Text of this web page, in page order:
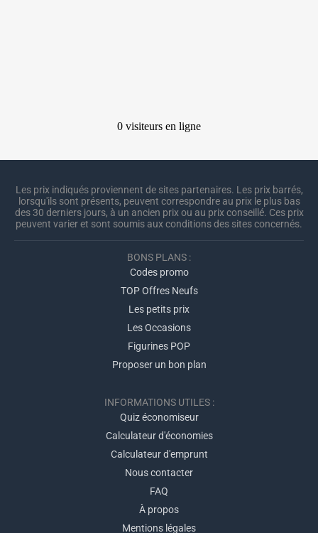
Les prix indiqués proviennent de sites partenaires. Les prix barrés,
lorsqu'ils sont présents, peuvent correspondre au prix le plus bas
des 30 derniers jours, à un ancien prix ou au prix conseillé. Ces prix
peuvent varier et sont soumis aux conditions des sites concernés.
BONS PLANS :
Codes promo
TOP Offres Neufs
Les petits prix
Les Occasions
Figurines POP
Proposer un bon plan
INFORMATIONS UTILES :
Quiz économiseur
Calculateur d'économies
Calculateur d'emprunt
Nous contacter
FAQ
À propos
Mentions légales